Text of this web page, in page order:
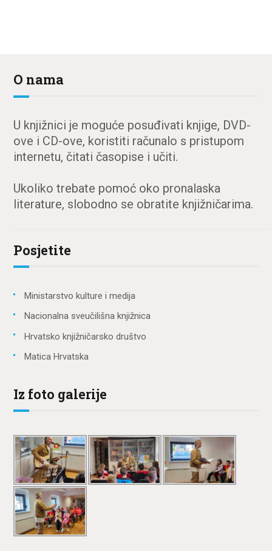
O nama
U knjižnici je moguće posuđivati knjige, DVD-
ove i CD-ove, koristiti računalo s pristupom
internetu, čitati časopise i učiti.
Ukoliko trebate pomoć oko pronalaska
literature, slobodno se obratite knjižničarima.
Posjetite
Ministarstvo kulture i medija
Nacionalna sveučilišna knjižnica
Hrvatsko knjižničarsko društvo
Matica Hrvatska
Iz foto galerije